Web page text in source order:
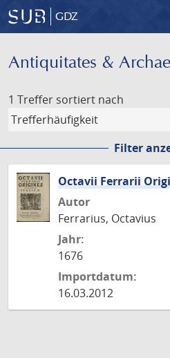
GDZ
Antiquitates &
1 Treffer sortiert nach
Filter
Octavii Ferrarii
Autor
Ferrarius, Octavius
Jahr:
1676
Importdatum:
16.03.2012